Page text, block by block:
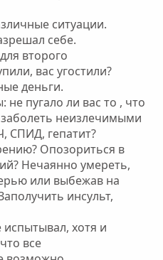
ситуации.
себе.
второго
вас угостили?
деньги.
пугало ли вас то , что
неизлечимыми
СПИД, гепатит?
Опозориться в
Нечаянно умереть,
или выбежав на
инсульт,
испытывал, хотя и
все